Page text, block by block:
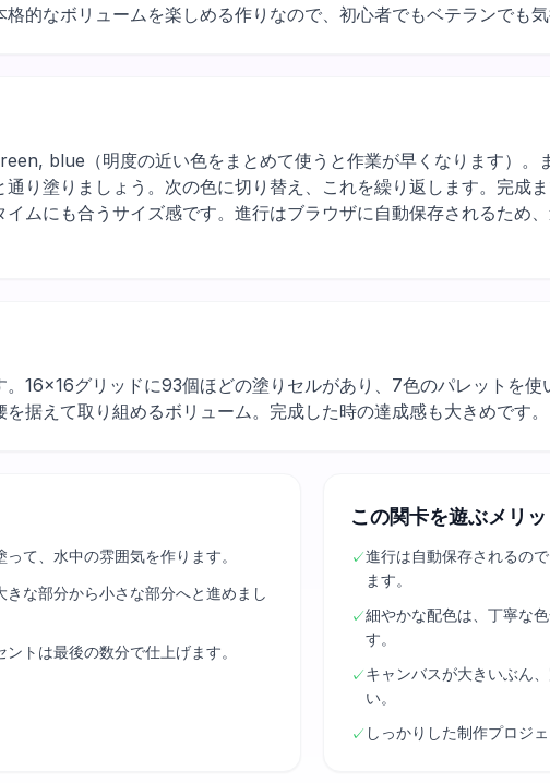
的なボリュームを楽しめる作りなので、初心者でもベテランでも気
blue（明度の近い色をまとめて使うと作業が早くなります）。
通り塗りましょう。次の色に切り替え、これを繰り返します。完成
ムにも合うサイズ感です。進行はブラウザに自動保存されるため
。16×16グリッドに93個ほどの塗りセルがあり、7色のパレットを
据えて取り組めるボリューム。完成した時の達成感も大きめです。
て、水中の雰囲気を作ります。
きな部分から小さな部分へと進めまし
トは最後の数分で仕上げます。
この関卡を遊ぶメリッ
✓進行は自動保存されるの
ます。
✓細やかな配色は、丁寧な
す。
✓キャンバスが大きいぶん
い。
✓ しっかりした制作プロジ